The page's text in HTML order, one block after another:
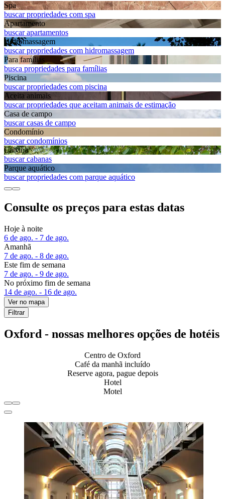
Spa
buscar propriedades com spa
Apart­amento
buscar apartamentos
Hidromassagem
buscar propriedades com hidromassagem
Para famílias
busca propriedades para famílias
Piscina
buscar propriedades com piscina
Aceita animais
buscar propriedades que aceitam animais de estimação
Casa de campo
buscar casas de campo
Condomínio
buscar condomínios
Cabana
buscar cabanas
Parque aquático
buscar propriedades com parque aquático
Consulte os preços para estas datas
Hoje à noite
6 de ago. - 7 de ago.
Amanhã
7 de ago. - 8 de ago.
Este fim de semana
7 de ago. - 9 de ago.
No próximo fim de semana
14 de ago. - 16 de ago.
Ver no mapa
Filtrar
Oxford - nossas melhores opções de hotéis
Centro de Oxford
Café da manhã incluído
Reserve agora, pague depois
Hotel
Motel